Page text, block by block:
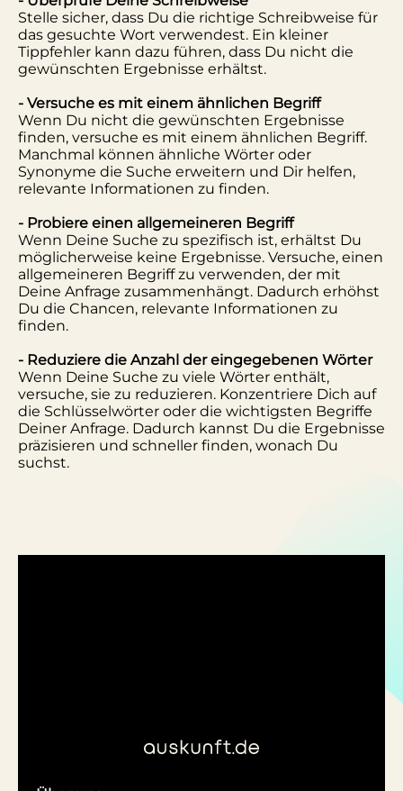
Stelle sicher, dass Du die richtige Schreibweise für
das gesuchte Wort verwendest. Ein kleiner
Tippfehler kann dazu führen, dass Du nicht die
gewünschten Ergebnisse erhältst.
- Versuche es mit einem ähnlichen Begriff
Wenn Du nicht die gewünschten Ergebnisse
finden, versuche es mit einem ähnlichen Begriff.
Manchmal können ähnliche Wörter oder
Synonyme die Suche erweitern und Dir helfen,
relevante Informationen zu finden.
- Probiere einen allgemeineren Begriff
Wenn Deine Suche zu spezifisch ist, erhältst Du
möglicherweise keine Ergebnisse. Versuche, einen
allgemeineren Begriff zu verwenden, der mit
Deine Anfrage zusammenhängt. Dadurch erhöhst
Du die Chancen, relevante Informationen zu
finden.
- Reduziere die Anzahl der eingegebenen Wörter
Wenn Deine Suche zu viele Wörter enthält,
versuche, sie zu reduzieren. Konzentriere Dich auf
die Schlüsselwörter oder die wichtigsten Begriffe
Deiner Anfrage. Dadurch kannst Du die Ergebnisse
präzisieren und schneller finden, wonach Du
suchst.